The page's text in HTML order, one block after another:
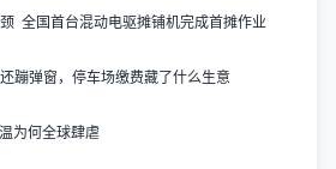
全国首台混动电驱摊铺机完成首摊作业
蹦弹窗，停车场缴费藏了什么生意
为何全球肆虐